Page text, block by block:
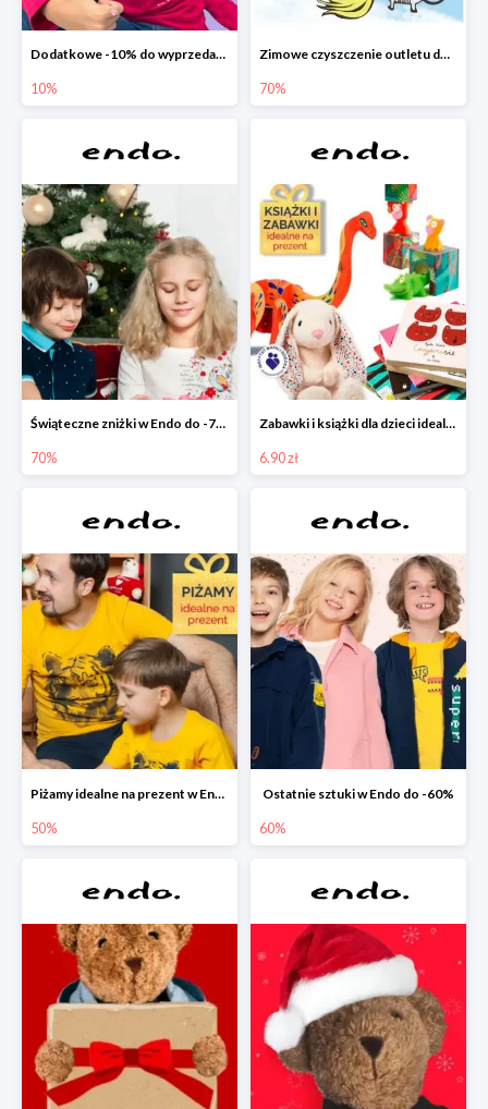
Dodatkowe -10% do wyprzedaży w Endo
10%
Zimowe czyszczenie outletu do -70%
70%
Świąteczne zniżki w Endo do -70%
70%
Zabawki i książki dla dzieci idealne na prezent w Endo od 6,90 zł
6.90 zł
Piżamy idealne na prezent w Endo do -50%
50%
Ostatnie sztuki w Endo do -60%
60%